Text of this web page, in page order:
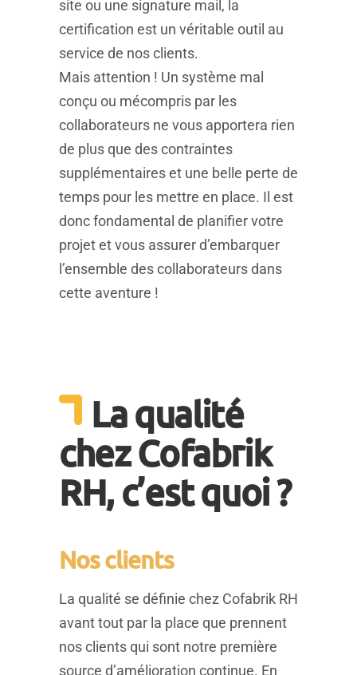
site ou une signature mail, la
certification est un véritable outil au
service de nos clients.
Mais attention ! Un système mal
conçu ou mécompris par les
collaborateurs ne vous apportera rien
de plus que des contraintes
supplémentaires et une belle perte de
temps pour les mettre en place. Il est
donc fondamental de planifier votre
projet et vous assurer d’embarquer
l’ensemble des collaborateurs dans
cette aventure !
La qualité
chez Cofabrik
RH, c’est quoi ?
Nos clients
La qualité se définie chez Cofabrik RH
avant tout par la place que prennent
nos clients qui sont notre première
source d’amélioration continue. En